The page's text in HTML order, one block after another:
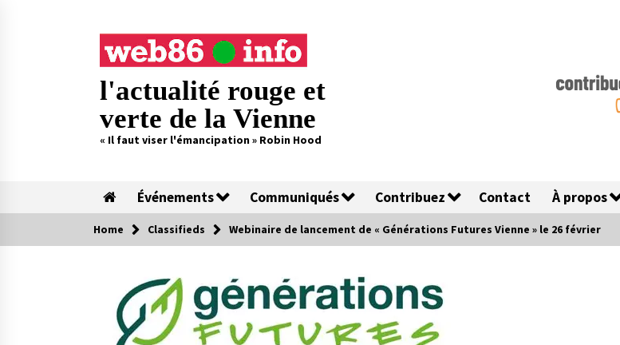
l'actualité rouge et
verte de la Vienne
« Il faut viser l'émancipation » Robin Hood
Événements Communiqués Contribuez Contact À propos
Home Classifieds Webinaire de lancement de « Générations Futures Vienne » le 26 février